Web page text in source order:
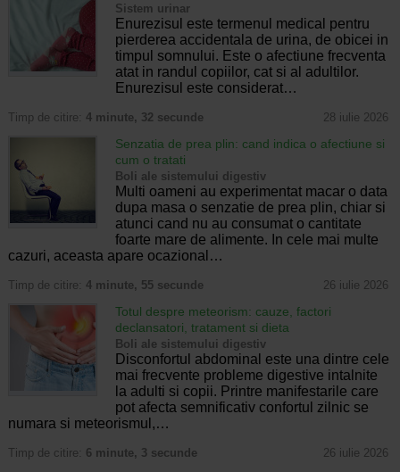
Sistem urinar
Enurezisul este termenul medical pentru
pierderea accidentala de urina, de obicei in
timpul somnului. Este o afectiune frecventa
atat in randul copiilor, cat si al adultilor.
Enurezisul este considerat…
Timp de citire: 4 minute, 32 secunde 28 iulie 2026
Senzatia de prea plin: cand indica o afectiune si
cum o tratati
Boli ale sistemului digestiv
Multi oameni au experimentat macar o data
dupa masa o senzatie de prea plin, chiar si
atunci cand nu au consumat o cantitate
foarte mare de alimente. In cele mai multe
cazuri, aceasta apare ocazional…
Timp de citire: 4 minute, 55 secunde 26 iulie 2026
Totul despre meteorism: cauze, factori
declansatori, tratament si dieta
Boli ale sistemului digestiv
Disconfortul abdominal este una dintre cele
mai frecvente probleme digestive intalnite
la adulti si copii. Printre manifestarile care
pot afecta semnificativ confortul zilnic se
numara si meteorismul,…
Timp de citire: 6 minute, 3 secunde 26 iulie 2026